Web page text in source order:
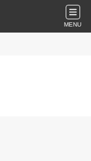
MENU